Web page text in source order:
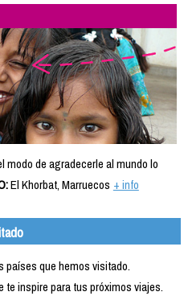
de agradecerle al mundo lo
El Khorbat, Marruecos + info
países que hemos visitado.
te inspire para tus próximos viajes.